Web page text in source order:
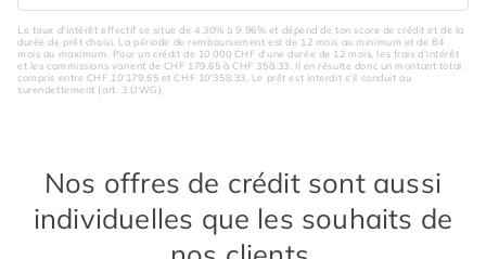
Le taux d'intérêt effectif se situe de 4.30% à 9.96% et dépend de ton score de crédit et de la
durée de prêt choisi. La période de remboursement est de 12 mois au minimum et de 84
mois au maximum. Pour un crédit de 10 000 CHF d'une durée de 12 mois, les frais d'intérêt
et les commissions varient de CHF 179.65 à CHF 358.33. Il en résulte donc un montant total
compris entre CHF 10'179.65 et CHF 10'358.33. Le prêt est interdit s'il conduit au
surendettement (art. 3 UWG).
Nos offres de crédit sont aussi
individuelles que les souhaits de